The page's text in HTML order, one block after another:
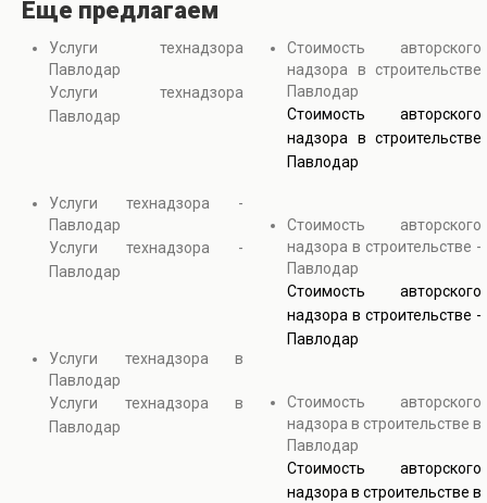
Еще предлагаем
Услуги технадзора
Павлодар
Услуги технадзора
Павлодар
Услуги технадзора -
Павлодар
Услуги технадзора -
Павлодар
Услуги технадзора в
Павлодар
Услуги технадзора в
Павлодар
Стоимость авторского
надзора в строительстве
Павлодар
Стоимость авторского
надзора в строительстве
Павлодар
Стоимость авторского
надзора в строительстве -
Павлодар
Стоимость авторского
надзора в строительстве -
Павлодар
Стоимость авторского
надзора в строительстве в
Павлодар
Стоимость авторского
надзора в строительстве в